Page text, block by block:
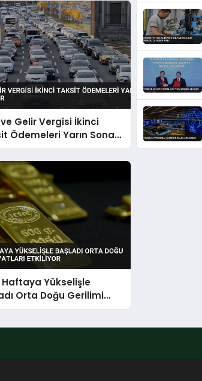
ve Gelir Vergisi İkinci
Ödemeleri Yarın Sona
Haftaya Yükselişle
Orta Doğu Gerilimi
Etkiliyor